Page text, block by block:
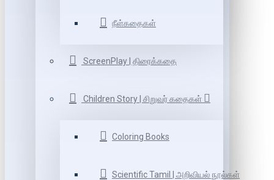
நீள்கதைகள்
ScreenPlay | திரைக்கதை
Children Story | சிறுவர் கதைகள்
Coloring Books
Scientific Tamil | அறிவியல் நூல்கள்